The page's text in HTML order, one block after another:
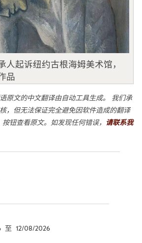
人起诉纽约古根海姆美术馆，
品
原文的中文翻译由自动工具生成。 我们承
，但无法保证完全避免因软件造成的翻译
钮查看原文。如发现任何错误， 请联系我
至 12/08/2026